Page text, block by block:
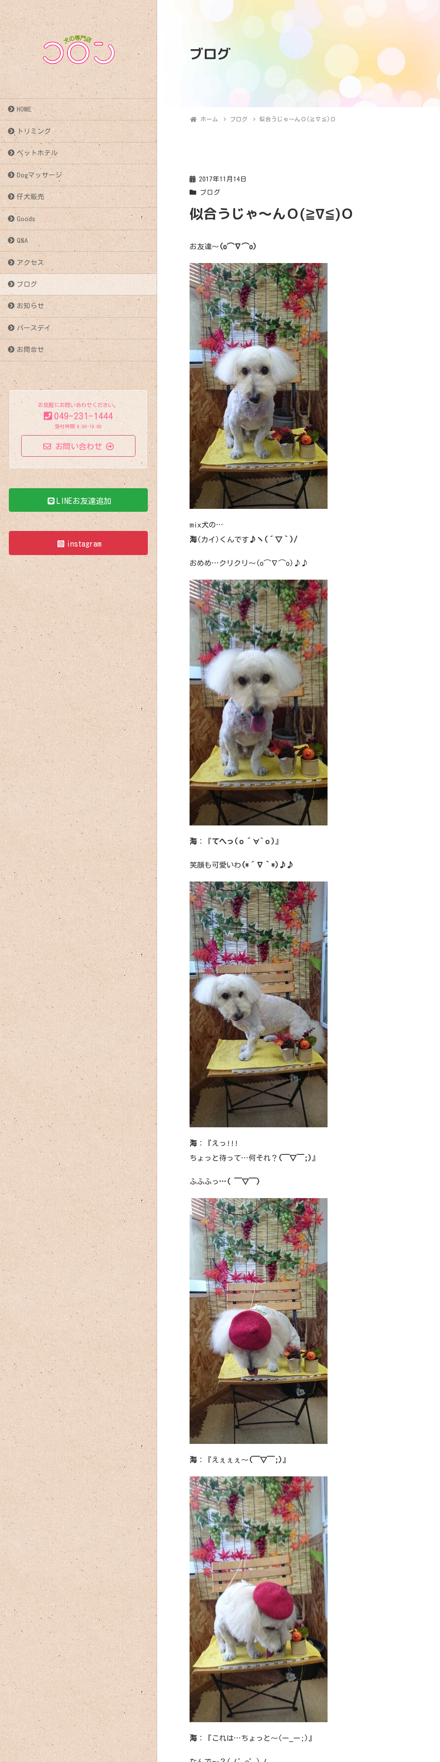
HOME
トリミング
ペットホテル
Dogマッサージ
仔犬販売
Goods
Q&A
アクセス
ブログ
お知らせ
バースデイ
お問合せ
お気軽にお問い合わせください。
049-231-1444
受付時間 9:00-19:00
お問い合わせ
LINEお友達追加
instagram
ブログ
ホーム ブログ 似合うじゃ～んＯ(≧∇≦)Ｏ
2017年11月14日
ブログ
似合うじゃ～んＯ(≧∇≦)Ｏ
お友達～ (o⌒∇⌒o)
mix犬の…
海(カイ)くんです ♪ヽ(´▽｀)/
おめめ…クリクリ～(o⌒∇⌒o)♪♪
海 ：『てへっ(о´∀`о) 』
笑顔も可愛いわ (*´∇｀*)♪♪
海 ：『えっ!!!
ちょっと待って…何それ？ (￣▽￣;) 』
ふふふっ …( ￣▽￣)
海 ：『えぇぇぇ～ (￣▽￣;) 』
海 ：『これは…ちょっと～(ー_ー;)』